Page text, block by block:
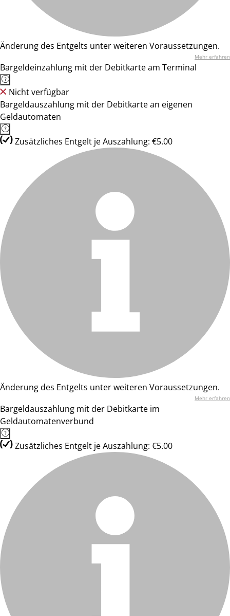
Änderung des Entgelts unter weiteren Voraussetzungen.
Mehr erfahren
Bargeldeinzahlung mit der Debitkarte am Terminal
Nicht verfügbar
Bargeldauszahlung mit der Debitkarte an eigenen
Geldautomaten
Zusätzliches Entgelt je Auszahlung: €5.00
Änderung des Entgelts unter weiteren Voraussetzungen.
Mehr erfahren
Bargeldauszahlung mit der Debitkarte im
Geldautomatenverbund
Zusätzliches Entgelt je Auszahlung: €5.00